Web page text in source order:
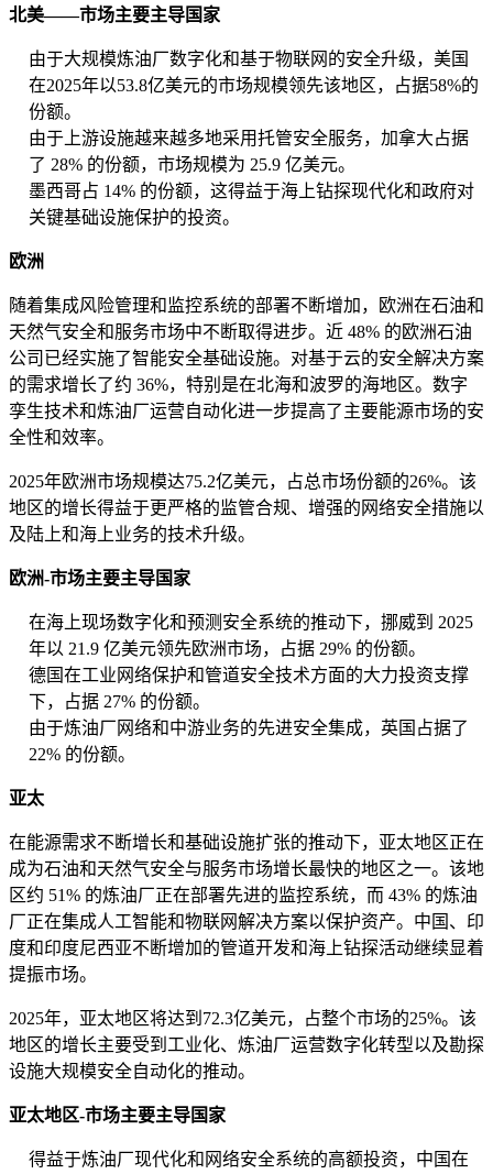
北美——市场主要主导国家
由于大规模炼油厂数字化和基于物联网的安全升级，美国
在2025年以53.8亿美元的市场规模领先该地区，占据58%的
份额。
由于上游设施越来越多地采用托管安全服务，加拿大占据
了 28% 的份额，市场规模为 25.9 亿美元。
墨西哥占 14% 的份额，这得益于海上钻探现代化和政府对
关键基础设施保护的投资。
欧洲
随着集成风险管理和监控系统的部署不断增加，欧洲在石油和
天然气安全和服务市场中不断取得进步。近 48% 的欧洲石油
公司已经实施了智能安全基础设施。对基于云的安全解决方案
的需求增长了约 36%，特别是在北海和波罗的海地区。数字
孪生技术和炼油厂运营自动化进一步提高了主要能源市场的安
全性和效率。
2025年欧洲市场规模达75.2亿美元，占总市场份额的26%。该
地区的增长得益于更严格的监管合规、增强的网络安全措施以
及陆上和海上业务的技术升级。
欧洲-市场主要主导国家
在海上现场数字化和预测安全系统的推动下，挪威到 2025
年以 21.9 亿美元领先欧洲市场，占据 29% 的份额。
德国在工业网络保护和管道安全技术方面的大力投资支撑
下，占据 27% 的份额。
由于炼油厂网络和中游业务的先进安全集成，英国占据了
22% 的份额。
亚太
在能源需求不断增长和基础设施扩张的推动下，亚太地区正在
成为石油和天然气安全与服务市场增长最快的地区之一。该地
区约 51% 的炼油厂正在部署先进的监控系统，而 43% 的炼油
厂正在集成人工智能和物联网解决方案以保护资产。中国、印
度和印度尼西亚不断增加的管道开发和海上钻探活动继续显着
提振市场。
2025年，亚太地区将达到72.3亿美元，占整个市场的25%。该
地区的增长主要受到工业化、炼油厂运营数字化转型以及勘探
设施大规模安全自动化的推动。
亚太地区-市场主要主导国家
得益于炼油厂现代化和网络安全系统的高额投资，中国在